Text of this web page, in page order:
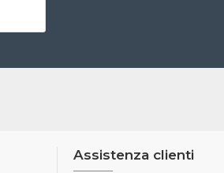
Assistenza clienti